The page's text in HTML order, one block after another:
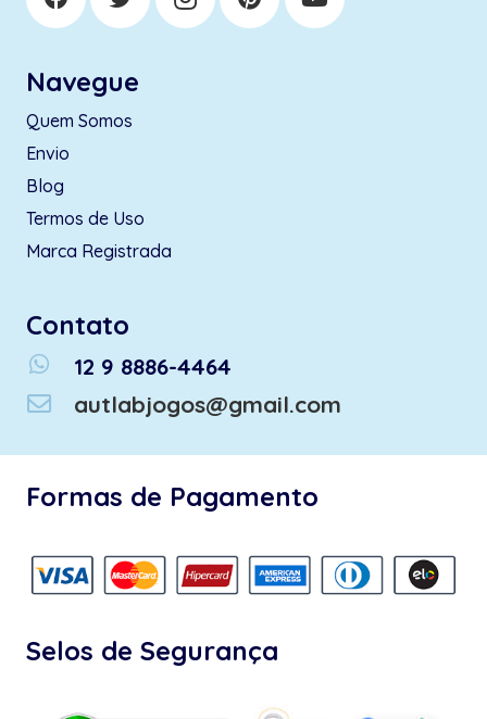
Navegue
Quem Somos
Envio
Blog
Termos de Uso
Marca Registrada
Contato
whatsapp
12 9 8886-4464
autlabjogos@gmail.com
Formas de Pagamento
Selos de Segurança